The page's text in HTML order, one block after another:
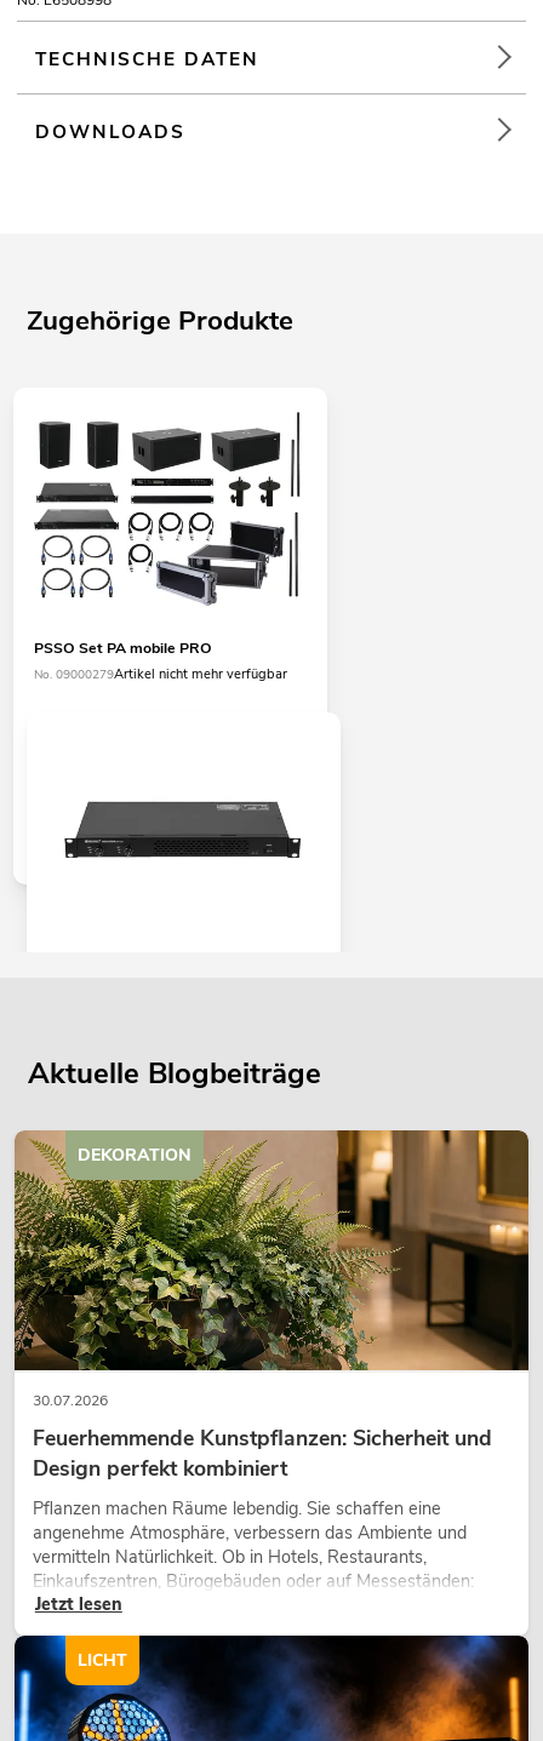
TECHNISCHE DATEN
DOWNLOADS
Zugehörige Produkte
PSSO Set PA mobile PRO
No. 09000279Artikel nicht mehr verfügbar
345,00€
OMNITRONIC XDA-2402 Class-D-
Verstärker
No. 10451636
Bestand reicht ca. 12 Wo.
549,00€
Aktuelle Blogbeiträge
30.07.2026
Feuerhemmende Kunstpflanzen: Sicherheit und
Design perfekt kombiniert
Pflanzen machen Räume lebendig. Sie schaffen eine
angenehme Atmosphäre, verbessern das Ambiente und
vermitteln Natürlichkeit. Ob in Hotels, Restaurants,
Einkaufszentren, Bürogebäuden oder auf Messeständen:
eine hochwertige Begrünung gehört heute längst zum
Jetzt lesen
DEKORATION
LICHT